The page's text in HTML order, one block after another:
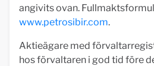
angivits ovan.
www.petrosibir.com.
Aktieägare med
hos förvaltaren i god tid före